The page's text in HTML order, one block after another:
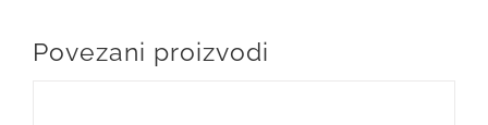
Povezani proizvodi